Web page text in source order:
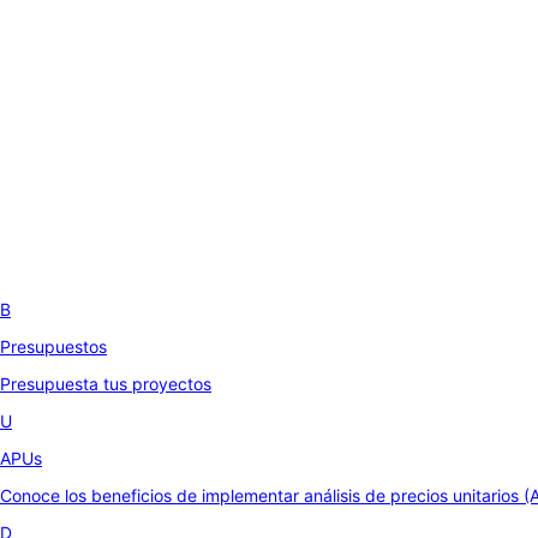
B
Presupuestos
Presupuesta tus proyectos
U
APUs
Conoce los beneficios de implementar análisis de precios unitarios
D